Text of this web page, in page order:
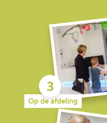
Op de afdeling